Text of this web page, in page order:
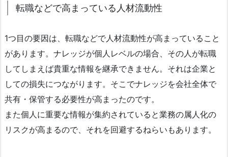
転職などで高まっている人材流動性
1つ目の要因は、転職などで人材流動性が高まっていること
があります。ナレッジが個人レベルの場合、その人が転職
してしまえば貴重な情報を継承できません。それは企業と
しての損失につながります。そこでナレッジを会社全体で
共有・保管する必要性が高まったのです。
また個人に重要な情報が集約されていると業務の属人化の
リスクが高まるので、それを回避するねらいもあります。